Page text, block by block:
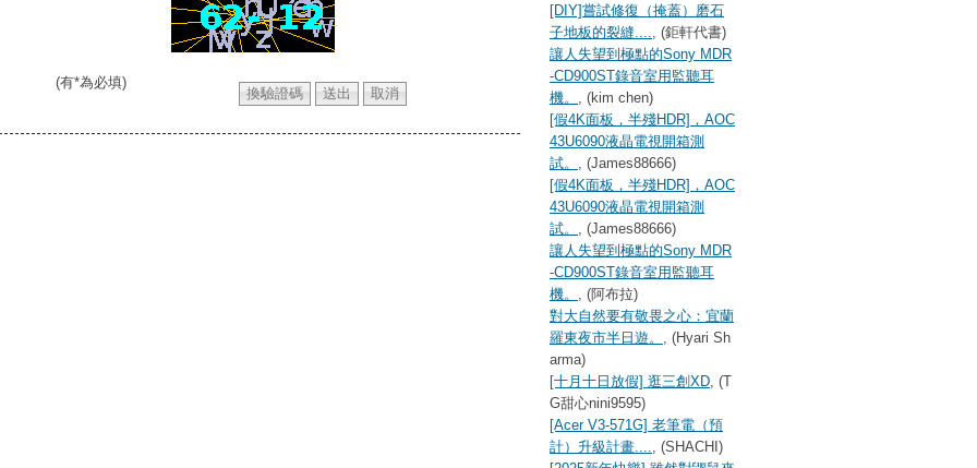
(有*為必填)
[DIY]嘗試修復（掩蓋）磨石
子地板的裂縫...., (鉅軒代書)
讓人失望到極點的Sony MDR
-CD900ST錄音室用監聽耳
機。 , (kim chen)
[假4K面板，半殘HDR]，AOC
43U6090液晶電視開箱測
試。 , (James88666)
[假4K面板，半殘HDR]，AOC
43U6090液晶電視開箱測
試。 , (James88666)
讓人失望到極點的Sony MDR
-CD900ST錄音室用監聽耳
機。 , (阿布拉)
對大自然要有敬畏之心：宜蘭
羅東夜市半日遊。 , (Hyari Sh
arma)
[十月十日放假] 逛三創XD, (T
G甜心nini9595)
[Acer V3-571G] 老筆電（預
計）升級計畫...., (SHACHI)